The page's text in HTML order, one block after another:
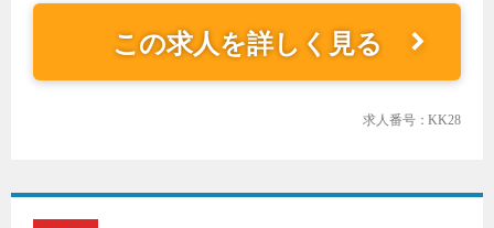
この求人を詳しく見る
求人番号：KK28